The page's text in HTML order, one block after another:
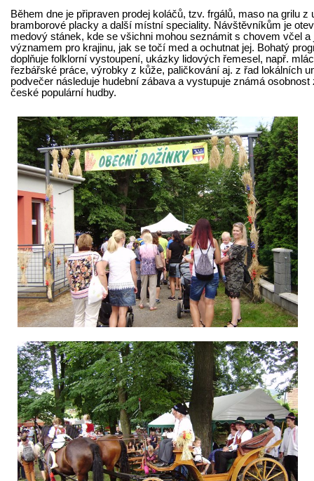
Během dne je připraven prodej koláčů, tzv. frgálů, maso na grilu z
bramborové placky a další místní speciality. Návštěvníkům je
medový stánek, kde se všichni mohou seznámit s chovem včel a
významem pro krajinu, jak se točí med a ochutnat jej. Bohatý
doplňuje folklorní vystoupení, ukázky lidových řemesel, např.
řezbářské práce, výrobky z kůže, paličkování aj. z řad lokálních
podvečer následuje hudební zábava a vystupuje známá osobnost
české populární hudby.